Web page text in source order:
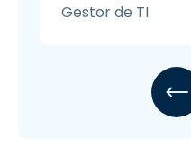
Gestor de TI